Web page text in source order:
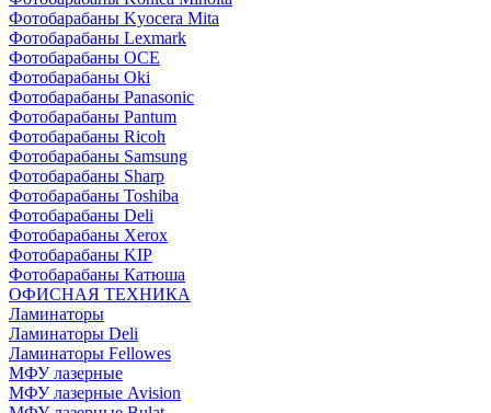
Фотобарабаны Kyocera Mita
Фотобарабаны Lexmark
Фотобарабаны OCE
Фотобарабаны Oki
Фотобарабаны Panasonic
Фотобарабаны Pantum
Фотобарабаны Ricoh
Фотобарабаны Samsung
Фотобарабаны Sharp
Фотобарабаны Toshiba
Фотобарабаны Deli
Фотобарабаны Xerox
Фотобарабаны KIP
Фотобарабаны Катюша
ОФИСНАЯ ТЕХНИКА
Ламинаторы
Ламинаторы Deli
Ламинаторы Fellowes
МФУ лазерные
МФУ лазерные Avision